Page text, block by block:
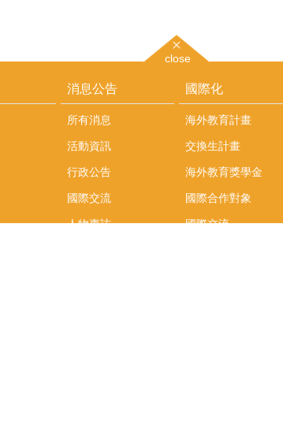
close
消息公告
所有消息
活動資訊
行政公告
國際交流
人物專訪
國際化
海外教育計畫
交換生計畫
海外教育獎學金
國際合作對象
國際交流